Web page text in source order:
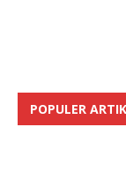
POPULER